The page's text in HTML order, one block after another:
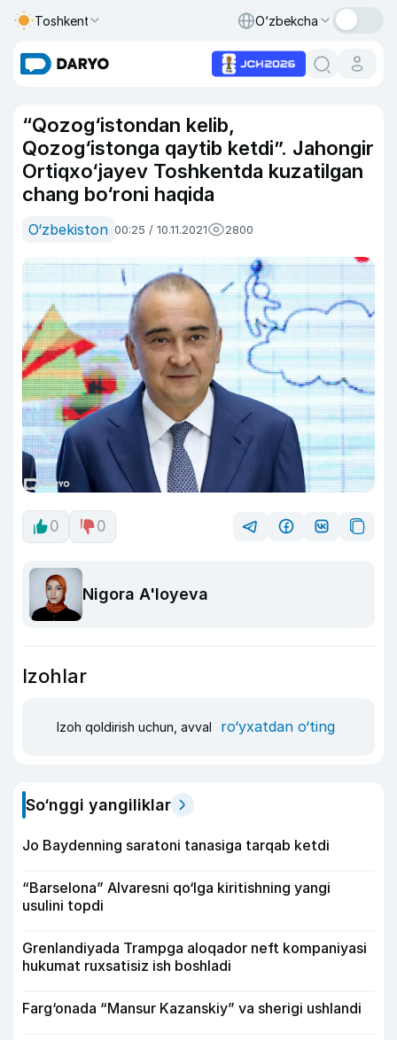
Toshkent O‘zbekcha
“Qozog‘istondan kelib,
Qozog‘istonga qaytib ketdi”. Jahongir
Ortiqxo‘jayev Toshkentda kuzatilgan
chang bo‘roni haqida
O‘zbekiston 00:25 / 10.11.2021 2800
0 0
Nigora A'loyeva
Izohlar
Izoh qoldirish uchun, avval ro‘yxatdan o‘ting
So‘nggi yangiliklar
Jo Baydenning saratoni tanasiga tarqab ketdi
“Barselona” Alvaresni qo‘lga kiritishning yangi
usulini topdi
Grenlandiyada Trampga aloqador neft kompaniyasi
hukumat ruxsatisiz ish boshladi
Farg‘onada “Mansur Kazanskiy” va sherigi ushlandi